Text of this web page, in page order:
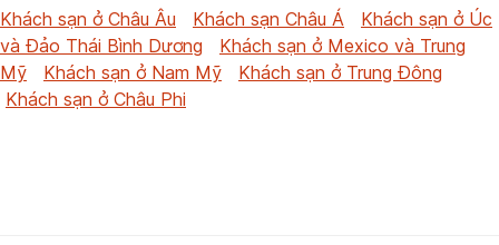
Khách sạn ở Châu Âu
Khách sạn Châu Á
Khách sạn ở Úc
và Đảo Thái Bình Dương
Khách sạn ở Mexico và Trung
Mỹ
Khách sạn ở Nam Mỹ
Khách sạn ở Trung Đông
Khách sạn ở Châu Phi